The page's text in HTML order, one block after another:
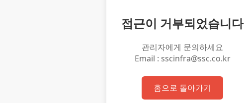
접근이 거부되었습니다
관리자에게 문의하세요
Email : sscinfra@ssc.co.kr
홈으로 돌아가기